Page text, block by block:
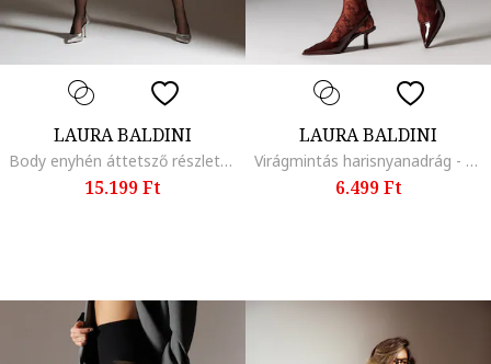
LAURA BALDINI
Body enyhén áttetsző részletekkel, Fekete
15.199 Ft
LAURA BALDINI
Virágmintás harisnyanadrág - 20 DEN, Bordó
6.499 Ft